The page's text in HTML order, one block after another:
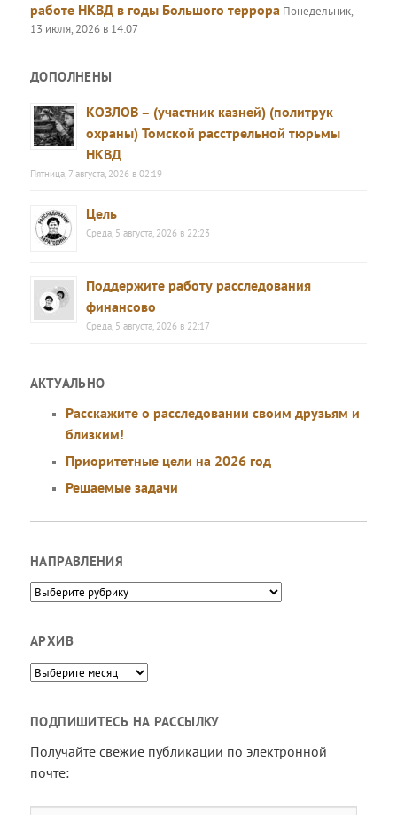
работе НКВД в годы Большого террора Понедельник,
13 июля, 2026 в 14:07
ДОПОЛНЕНЫ
КОЗЛОВ – (участник казней) (политрук
охраны) Томской расстрельной тюрьмы
НКВД
Пятница, 7 августа, 2026 в 02:19
Цель
Среда, 5 августа, 2026 в 22:23
Поддержите работу расследования
финансово
Среда, 5 августа, 2026 в 22:17
АКТУАЛЬНО
Расскажите о расследовании своим друзьям и
близким!
Приоритетные цели на 2026 год
Решаемые задачи
НАПРАВЛЕНИЯ
Направления
АРХИВ
Архив
ПОДПИШИТЕСЬ НА РАССЫЛКУ
Получайте свежие публикации по электронной
почте: